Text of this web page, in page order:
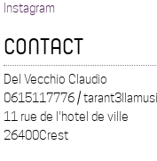
Instagram
CONTACT
Del Vecchio Claudio
0615117776 /
11 rue de l'hotel de ville
26400Crest